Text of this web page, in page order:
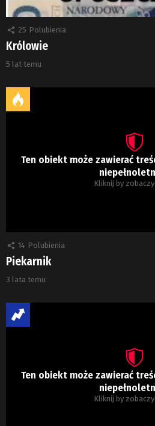
25 Polubienia
Królowie
5 lat temu
Ten obiekt może zawierać
Kliknij by
14 Polubienia
Piekarnik
3 lata temu
Ten obiekt może zawierać
Kliknij by